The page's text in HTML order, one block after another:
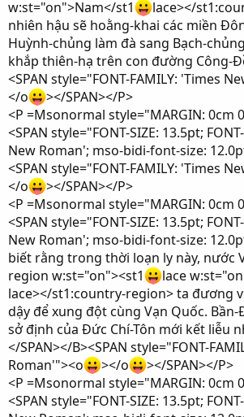
w:st="on">Nam</st1
lace></
nhiên hậu sẽ hoằng-khai các miền
Huỳnh-chủng làm đà sang Bạch-
khắp thiên-hạ trên con đường Công-
<SPAN style="FONT-FAMILY: 'Times
</o
></SPAN></P>
<P =Msonormal style="MARGIN: 0cm
<SPAN style="FONT-SIZE: 13.5pt;
New Roman'; mso-bidi-font-size:
<SPAN style="FONT-FAMILY: 'Times
</o
></SPAN></P>
<P =Msonormal style="MARGIN: 0cm
<SPAN style="FONT-SIZE: 13.5pt;
New Roman'; mso-bidi-font-size:
biết rằng trong thời loạn ly này, nước
region w:st="on"><st1
lace
lace></st1:country-region> ta đương
dậy để xung đột cùng Vạn Quốc.
sở định của Đức Chí-Tôn mới kết liễu
</SPAN></B><SPAN style="FONT-
Roman'"><o
></o
></SPAN></P>
<P =Msonormal style="MARGIN: 0cm
<SPAN style="FONT-SIZE: 13.5pt;